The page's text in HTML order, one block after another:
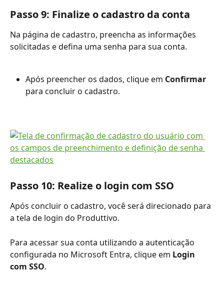
Passo 9: Finalize o cadastro da conta
Na página de cadastro, preencha as informações
solicitadas e defina uma senha para sua conta.
Após preencher os dados, clique em Confirmar
para concluir o cadastro.
Passo 10: Realize o login com SSO
Após concluir o cadastro, você será direcionado para
a tela de login do Produttivo.
Para acessar sua conta utilizando a autenticação
configurada no Microsoft Entra, clique em Login
com SSO.